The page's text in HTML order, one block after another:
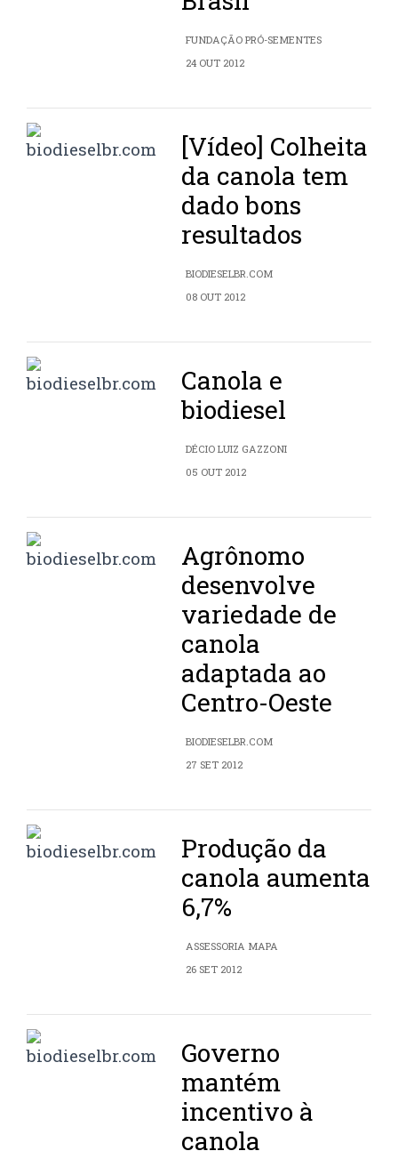
FUNDAÇÃO PRÓ-SEMENTES
24 OUT 2012
[Vídeo] Colheita
da canola tem
dado bons
resultados
BIODIESELBR.COM
08 OUT 2012
Canola e
biodiesel
DÉCIO LUIZ GAZZONI
05 OUT 2012
Agrônomo
desenvolve
variedade de
canola
adaptada ao
Centro-Oeste
BIODIESELBR.COM
27 SET 2012
Produção da
canola aumenta
6,7%
ASSESSORIA MAPA
26 SET 2012
Governo
mantém
incentivo à
canola